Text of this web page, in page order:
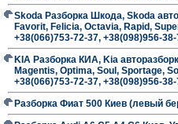
Skoda Разборка Шкода, Skoda
Favorit, Felicia, Octavia, Rapid,
+38(066)753-72-37, +38(098)956-
KIA Разборка КИА, Kia
Magentis, Optima, Soul, Sportage,
+38(066)753-72-37, +38(098)956-
Разборка Фиат 500 Киев (левый